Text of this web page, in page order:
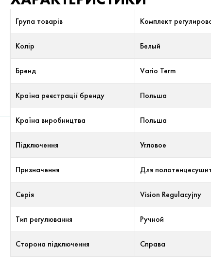
Група товарів Комплект
Колір Белый
Бренд Vario Term
Країна реєстрації бренду Польша
Країна виробництва Польша
Підключення Угловое
Призначення Для
Серія Vision Regulacyjny
Тип регулювання Ручной
Сторона підключення Справа